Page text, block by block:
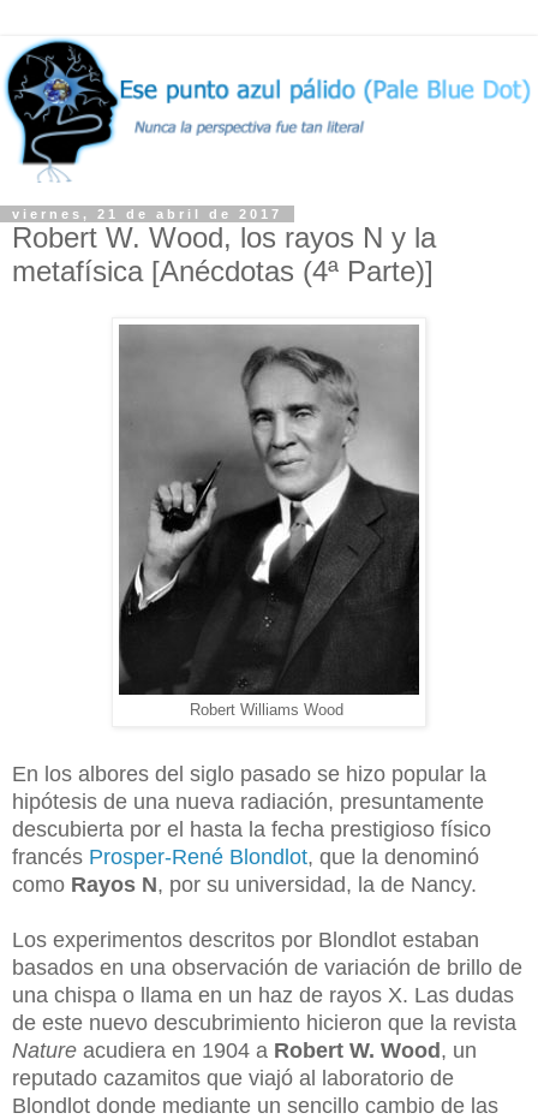
viernes, 21 de abril de 2017
Robert W. Wood, los rayos N y la
metafísica [Anécdotas (4ª Parte)]
Robert Williams Wood
En los albores del siglo pasado se hizo popular la
hipótesis de una nueva radiación, presuntamente
descubierta por el hasta la fecha prestigioso físico
francés Prosper-René Blondlot, que la denominó
como Rayos N, por su universidad, la de Nancy.
Los experimentos descritos por Blondlot estaban
basados en una observación de variación de brillo de
una chispa o llama en un haz de rayos X. Las dudas
de este nuevo descubrimiento hicieron que la revista
Nature acudiera en 1904 a Robert W. Wood, un
reputado cazamitos que viajó al laboratorio de
Blondlot donde mediante un sencillo cambio de las